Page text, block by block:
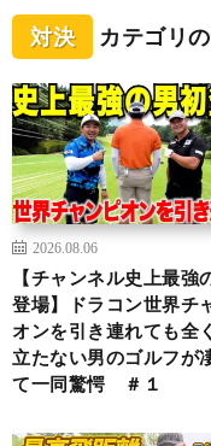
対決 カテゴリ
2026.08.06
【チャンネル史上最強
登場】ドラコン世界チ
オンを引き連れても全
立たない男のゴルフが
て一同驚愕 ＃１